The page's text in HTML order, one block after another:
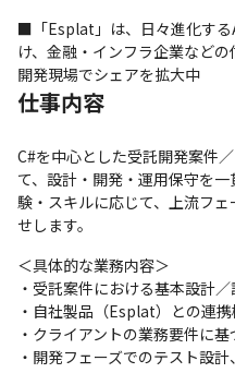
■「Esplat」は、日々進化する
け、金融・インフラ企業など
開発現場でシェアを拡大中
仕事内容
C#を中心とした受託開発案件
て、設計・開発・運用保守を
験・スキルに応じて、上流フ
せします。
＜具体的な業務内容＞
・受託案件における基本設計
・自社製品（Esplat）との連
・クライアントの業務要件に
・開発フェーズでのテスト設